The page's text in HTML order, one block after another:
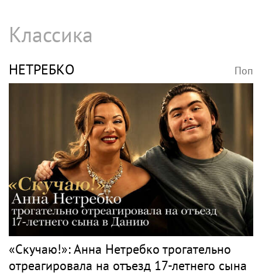
SHOT: комик Слепаков переписал свои
квартиры в РФ на родителей после
РОЗЕНБАУМ Поп